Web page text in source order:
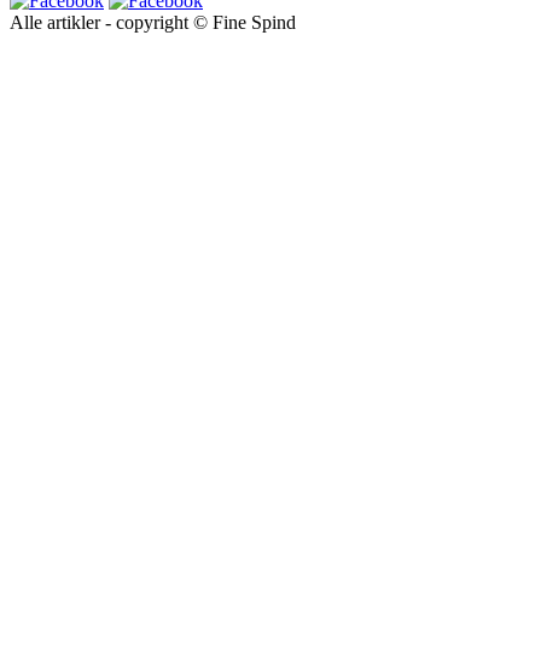
Alle artikler - copyright © Fine Spind